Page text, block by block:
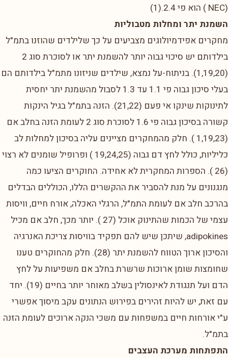
(NEC ) הוא פי 2.4.(1)
השמנת יתר ומחלות מטבוליות
מחקרים אפידמיולוגים מצביעים על כך שלילדים שהוזנו בתמ"ל
בילדותם יש סיכוי גבוה יותר להשמנת יתר או לסוכרת סוג 2
(1,19,20). בניתוח-על נמצא, שילדים שניזונו מתמ"ל בילדותם הם
בעלי סיכון גבוה פי 1.1 עד 1.3 לסבול מהשמנת יתר יחסית
לתינוקות שינקו אי פעם (21,22). הזנה בתמ"ל בגיל הינקות
קשורה בסיכון גבוה פי 1.6 לסוכרת סוג 2 לעומת הזנה בחלב אם
(1,19,23 ). חלק מהמחקרים מציינים עליה בסיכון למחלות לב
כליליות, כולל לחץ דם גבוה (19,24,25 ) ופרופיל שומנים לא רצוי
(26 ). הספרות המחקרית לא אחידה. החוקרים הציעו כמה
מנגנונים על מנת להסביר את ההקשרים הללו, הכוללים הבדלים
בהרכב חלב אם לעומת התמ"ל, הרגלי האכלה, אורח חיים, וויסות
עצמי של הכמות שהתינוק אוכל (27 ). יותר מכך, חלב אם מכיל
adipokines, שיתכן שיש להם תפקיד בוויסות צריכת האנרגיה
והסיכון ארוך הטווח להשמנת יתר (28). חלק מהחוקרים טענו
שחומצות שומן ארוכות שרשרת בחלב אם משפיעות על לחץ
הדם ועל תנגודת לאינסולין בשלב מאוחר יותר בחיים (19). יחד
עם זאת, יש להיות זהירים בפירוש הנתונים עקב מיסוך אפשרי
ע"י אורחות חיים במשפחות עם משכי הנקה ארוכים לעומת הזנה
בתמ"ל.
התפתחות מערכת העצבים